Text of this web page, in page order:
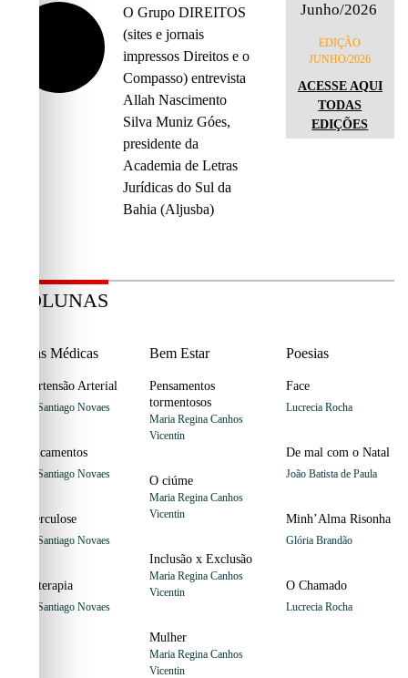
O Grupo DIREITOS
(sites e jornais
impressos Direitos e o
Compasso) entrevista
Allah Nascimento
Silva Muniz Góes,
presidente da
Academia de Letras
Jurídicas do Sul da
Bahia (Aljusba)
EDIÇÃO
JUNHO/2026
ACESSE AQUI
TODAS
EDIÇÕES
COLUNAS
Dicas Médicas
Hipertensão Arterial
Jairo Santiago Novaes
Medicamentos
Jairo Santiago Novaes
Tuberculose
Jairo Santiago Novaes
Soroterapia
Jairo Santiago Novaes
Bem Estar
Pensamentos
tormentosos
Maria Regina Canhos
Vicentin
O ciúme
Maria Regina Canhos
Vicentin
Inclusão x Exclusão
Maria Regina Canhos
Vicentin
Mulher
Maria Regina Canhos
Vicentin
Poesias
Face
Lucrecia Rocha
De mal com o Natal
João Batista de Paula
Minh’Alma Risonha
Glória Brandão
O Chamado
Lucrecia Rocha